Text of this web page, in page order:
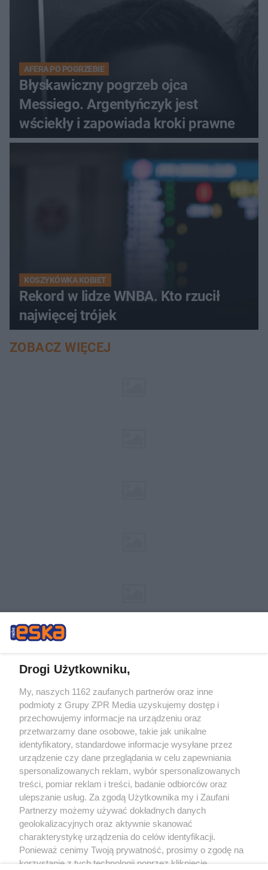
AFERA PO POGRZEBIE
Błyskawiczny pogrzeb ojca
Messiego. Argentyńczyk jest
wściekły i zapowiada kroki prawne
KOSZYKÓWKA KOBIET
Rekord w lidze WNBA. Kto rzucił
najwięcej trójek
ZOBACZ WIĘCEJ
Żaden utwór zamieszczony w serwisie nie może być powielany i
rozpowszechniany lub dalej rozpowszechniany w jakikolwiek sposób (w
tym także elektroniczny lub mechaniczny) na jakimkolwiek polu
eksploatacji w jakiejkolwiek formie, włącznie z umieszczaniem w Internecie
bez pisemnej zgody właściciela praw. Jakiekolwiek użycie lub
wykorzystanie utworów w całości lub w części z naruszeniem prawa, tzn.
bez właściwej zgody, jest zabronione pod groźbą kary i może być ścigane
prawnie.
O nas
Drogi Użytkowniku,
My, naszych 1162 zaufanych partnerów oraz inne
podmioty z Grupy ZPR Media uzyskujemy dostęp i
przechowujemy informacje na urządzeniu oraz
przetwarzamy dane osobowe, takie jak unikalne
identyfikatory, standardowe informacje wysyłane przez
urządzenie czy dane przeglądania w celu zapewniania
spersonalizowanych reklam, wybór spersonalizowanych
treści, pomiar reklam i treści, badanie odbiorców oraz
ulepszanie usług. Za zgodą Użytkownika my i Zaufani
Partnerzy możemy używać dokładnych danych
geolokalizacyjnych oraz aktywnie skanować
charakterystykę urządzenia do celów identyfikacji.
Ponieważ cenimy Twoją prywatność, prosimy o zgodę na
korzystanie z tych technologii poprzez kliknięcie